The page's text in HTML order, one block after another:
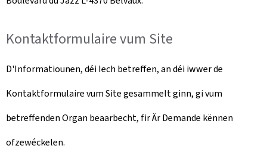
Kontaktformulaire vum Site
D'Informatiounen, déi Iech betreffen, an déi iwwer de
Kontaktformulaire vum Site gesammelt ginn, gi vum
betreffenden Organ beaarbecht, fir Är Demande kënnen
ofzewéckelen.